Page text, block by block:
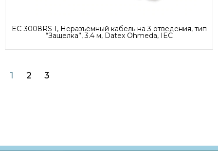
EC-3008RS-I, Неразъёмный кабель на 3 отведения, тип
“Защелка”, 3.4 м, Datex Ohmeda, IEC
1 2 3